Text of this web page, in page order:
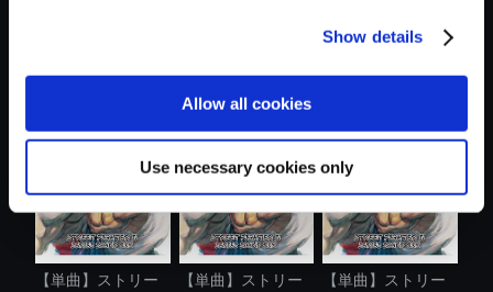
Show details
Allow all cookies
Use necessary cookies only
【単曲】ストリー
【単曲】ストリー
【単曲】ストリー